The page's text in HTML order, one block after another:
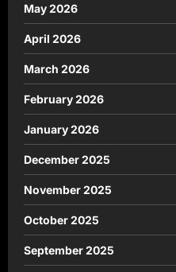
May 2026
April 2026
March 2026
February 2026
January 2026
December 2025
November 2025
October 2025
September 2025